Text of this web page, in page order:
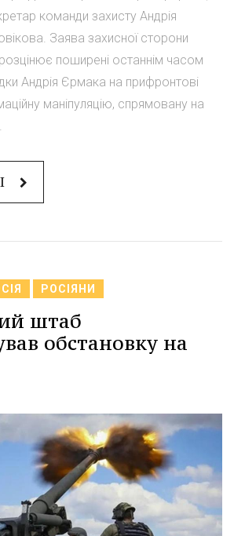
команди захисту Андрія
Заява захисної сторони
поширені останнім часом
Андрія Єрмака на прифронтові
маніпуляцію, спрямовану на
РОСІЯНИ
штаб
обстановку на